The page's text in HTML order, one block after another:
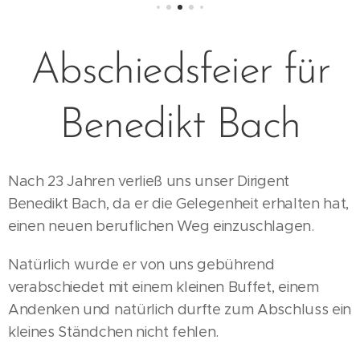
Abschiedsfeier für
Benedikt Bach
Nach 23 Jahren verließ uns unser Dirigent
Benedikt Bach, da er die Gelegenheit erhalten hat,
einen neuen beruflichen Weg einzuschlagen.
Natürlich wurde er von uns gebührend
verabschiedet mit einem kleinen Buffet, einem
Andenken und natürlich durfte zum Abschluss ein
kleines Ständchen nicht fehlen.